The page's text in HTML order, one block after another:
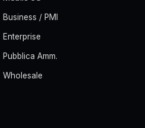
Business / PMI
Enterprise
Pubblica Amm.
Wholesale